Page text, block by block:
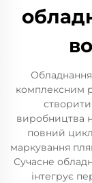
комплексним
виробництва
повний
маркування
Сучасне
інтегрує